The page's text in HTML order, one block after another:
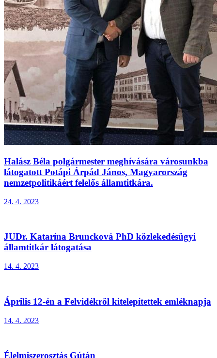
Halász Béla polgármester meghívására városunkba
látogatott Potápi Árpád János, Magyarország
nemzetpolitikáért felelős államtitkára.
24. 4. 2023
JUDr. Katarína Bruncková PhD közlekedésügyi
államtitkár látogatása
14. 4. 2023
Április 12-én a Felvidékről kitelepítettek emléknapja
14. 4. 2023
Élelmiszerosztás Gútán